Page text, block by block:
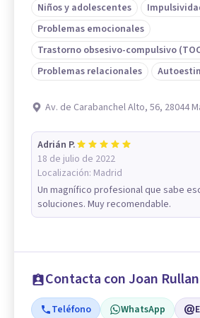
Niños y adolescentes
Problemas emocionales
Trastorno obsesivo-compulsivo
Problemas relacionales
Av. de Carabanchel Alto, 56, 28044
Adrián P.
18 de julio de 2022
Localización: Madrid
Un magnífico profesional que sabe
soluciones. Muy recomendable.
Contacta con Joan
Teléfono WhatsApp